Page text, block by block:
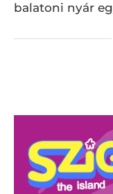
balatoni nyár